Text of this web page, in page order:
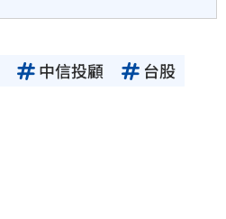
中信投顧
台股